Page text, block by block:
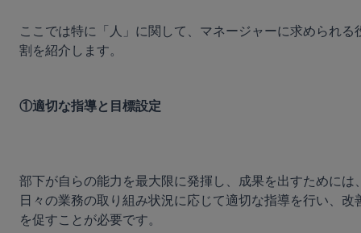
ここでは特に「人」に関して、マネージャーに求められる
割を紹介します。
①適切な指導と目標設定
部下が自らの能力を最大限に発揮し、成果を出すためには
日々の業務の取り組み状況に応じて適切な指導を行い、改
を促すことが必要です。